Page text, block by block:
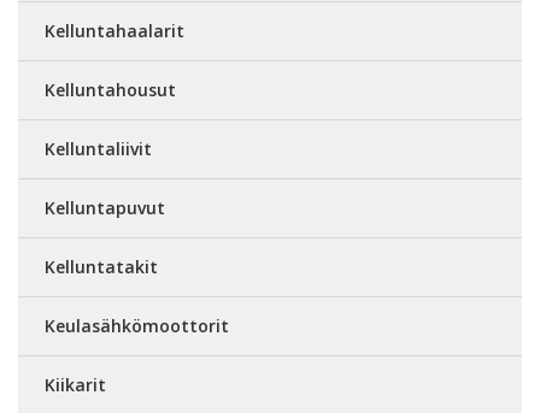
Kelluntahaalarit
Kelluntahousut
Kelluntaliivit
Kelluntapuvut
Kelluntatakit
Keulasähkömoottorit
Kiikarit